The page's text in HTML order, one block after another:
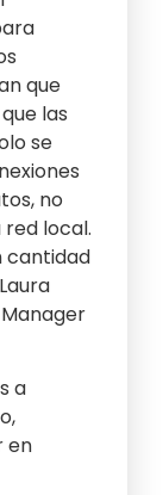
que
las
se
no
local.
cantidad
a
en